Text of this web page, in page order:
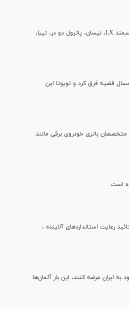
با بررسی قیمت خودروهای دست دوم دریافتیم، با مبلغ 25 میلیون تومان می توانید خودروهایی مانند سمند LX، نیسان، پاترول دو در، تیبا،
قضیه فرق کرد و تویوتا این
متخصصان باتری خودروی برقی مانند
است.
را به خاطر فروش 45 هزار خودروی مدل 2016 بدون گواهی تائید رعایت استانداردهای آلاینده ،
ایران عرضه کنند، این بار آلمان‌ها